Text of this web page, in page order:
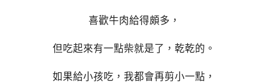
喜歡牛肉給得頗多，
但吃起來有一點柴就是了，乾乾的。
如果給小孩吃，我都會再剪小一點，